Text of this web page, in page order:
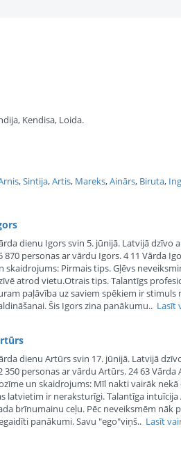
Kendisa, Loida.
,Sintija,Artis, Mareks,Ainārs, Biruta,
dienu Igors svin 5. jūnijā. Latvijā dzīvo
870 personas ar vārdu Igors. 4 11 Vārda
skaidrojums: Pirmais tips. Gļēvs
atrod vietu.Otrais tips. Talantīgs
paļāvība uz saviem spēkiem ir stimuls
Šis Igors zina panākumu.. Lasīt
dienu Artūrs svin 17. jūnijā. Latvijā
350 personas ar vārdu Artūrs. 24 63 Vārda
un skaidrojums: Mīl nakti vairāk nekā
latvietim ir neraksturīgi. Talantīga
brīnumainu ceļu. Pēc neveiksmēm nāk
panākumi. Savu "ego"viņš.. Lasīt